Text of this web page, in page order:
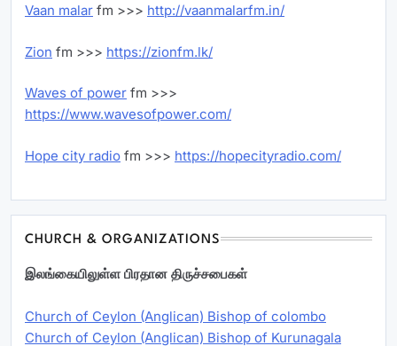
Vaan malar fm >>> http://vaanmalarfm.in/
Zion fm >>> https://zionfm.lk/
Waves of power fm >>>
https://www.wavesofpower.com/
Hope city radio fm >>> https://hopecityradio.com/
CHURCH & ORGANIZATIONS
இலங்கையிலுள்ள பிரதான திருச்சபைகள்
Church of Ceylon (Anglican) Bishop of colombo
Church of Ceylon (Anglican) Bishop of Kurunagala